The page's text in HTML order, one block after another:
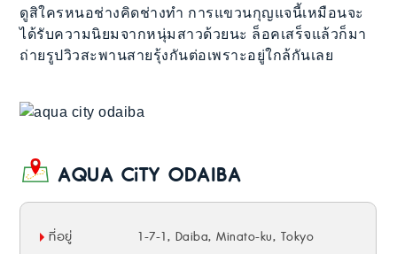
ดูสิใครหนอช่างคิดช่างทำ การแขวนกุญแจนี้เหมือนจะ
ได้รับความนิยมจากหนุ่มสาวด้วยนะ ล็อคเสร็จแล้วก็มา
ถ่ายรูปวิวสะพานสายรุ้งกันต่อเพราะอยู่ใกล้กันเลย
AQUA CiTY ODAIBA
ที่อยู่
1-7-1, Daiba, Minato-ku, Tokyo